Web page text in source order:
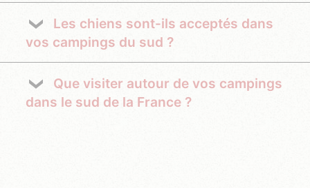
Les chiens sont-ils acceptés dans
vos campings du sud ?
Que visiter autour de vos campings
dans le sud de la France ?